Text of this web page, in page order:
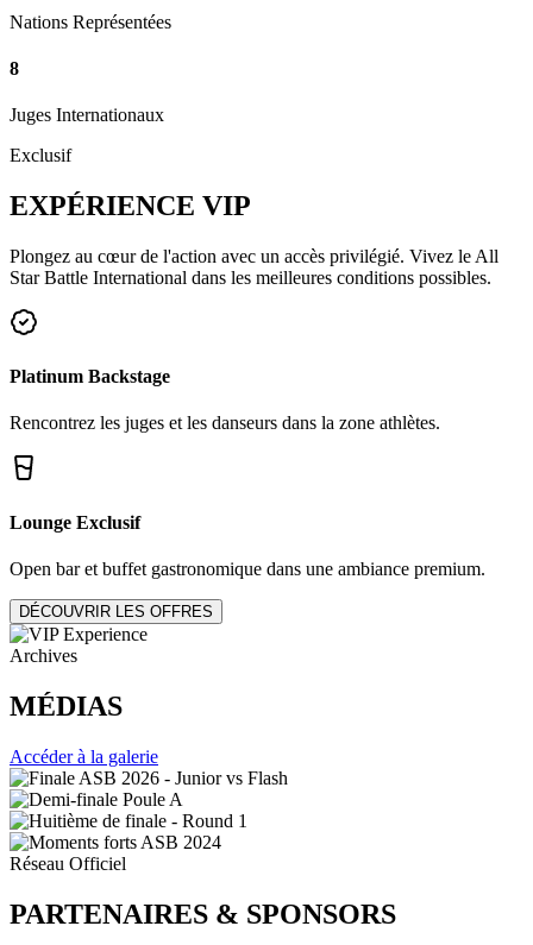
Nations Représentées
8
Juges Internationaux
Exclusif
EXPÉRIENCE VIP
Plongez au cœur de l'action avec un accès privilégié. Vivez le All
Star Battle International dans les meilleures conditions possibles.
Platinum Backstage
Rencontrez les juges et les danseurs dans la zone athlètes.
Lounge Exclusif
Open bar et buffet gastronomique dans une ambiance premium.
DÉCOUVRIR LES OFFRES
Archives
MÉDIAS
Accéder à la galerie
Réseau Officiel
PARTENAIRES & SPONSORS